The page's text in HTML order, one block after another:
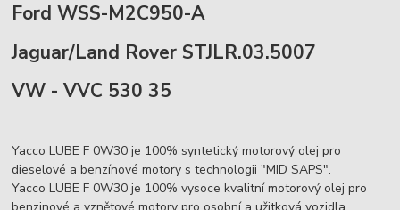
Ford WSS-M2C950-A
Jaguar/Land Rover STJLR.03.5007
VW - VVC 530 35
Yacco LUBE F 0W30 je 100% syntetický motorový olej pro
dieselové a benzínové motory s technologii "MID SAPS".
Yacco LUBE F 0W30 je 100% vysoce kvalitní motorový olej pro